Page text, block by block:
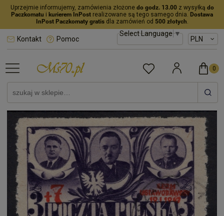
Uprzejmie informujemy, zamówienia złożone do godz. 13.00z wysyłką do
Paczkomatu i kurierem InPost realizowane są tego samego dnia. Dostawa
InPost Paczkomaty gratisdla zamówień od 500 złotych.
Select Language▼
Kontakt Pomoc